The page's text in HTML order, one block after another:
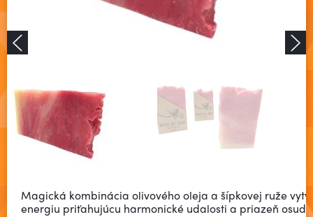
Magická kombinácia olivového oleja a šípkovej ruže
energiu priťahujúcu harmonické udalosti a priazeň